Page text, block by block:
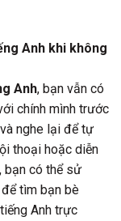
Anh khi không
Anh, bạn vẫn có
chính mình trước
nghe lại để tự
thoại hoặc diễn
bạn có thể sử
tìm bạn bè
Anh trực